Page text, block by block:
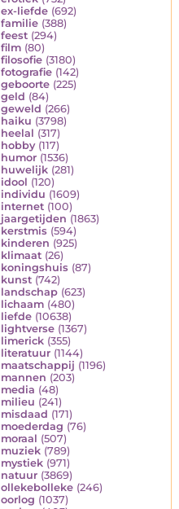
ex-liefde (692)
familie (388)
feest (294)
film (80)
filosofie (3180)
fotografie (142)
geboorte (225)
geld (84)
geweld (266)
haiku (3798)
heelal (317)
hobby (117)
humor (1536)
huwelijk (281)
idool (120)
individu (1609)
internet (100)
jaargetijden (1863)
kerstmis (594)
kinderen (925)
klimaat (26)
koningshuis (87)
kunst (742)
landschap (623)
lichaam (480)
liefde (10638)
lightverse (1367)
limerick (355)
literatuur (1144)
maatschappij (1196)
mannen (203)
media (48)
milieu (241)
misdaad (171)
moederdag (76)
moraal (507)
muziek (789)
mystiek (971)
natuur (3869)
ollekebolleke (246)
oorlog (1037)